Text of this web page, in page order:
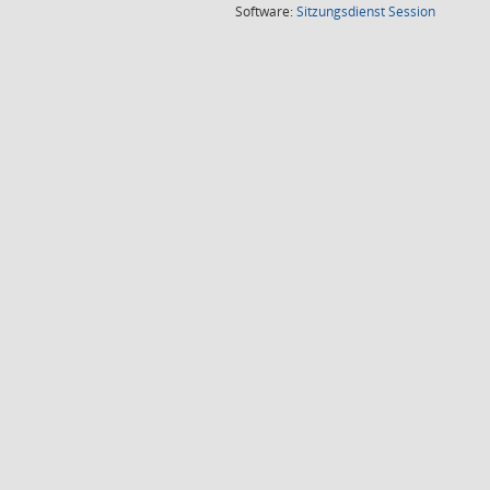
Software:SitzungsdienstSession(Wird in